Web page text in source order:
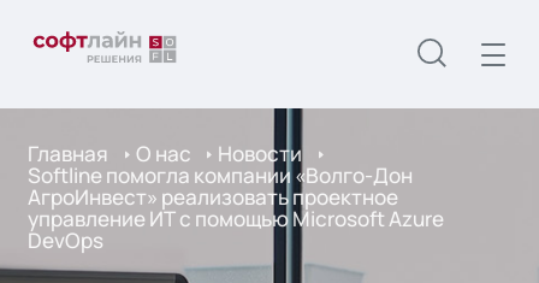
Главная О нас Новости
Softline помогла компании «Волго-Дон
АгроИнвест» реализовать проектное
управление ИТ с помощью Microsoft Azure
DevOps